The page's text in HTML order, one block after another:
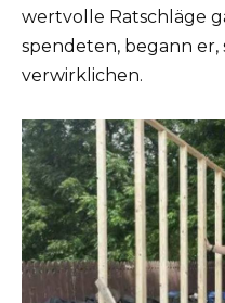
wertvolle Ratschläge
spendeten, begann er,
verwirklichen.